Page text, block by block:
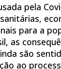
pela
para a
as
são
ao